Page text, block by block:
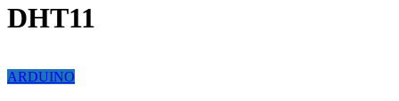
DHT11
ARDUINO